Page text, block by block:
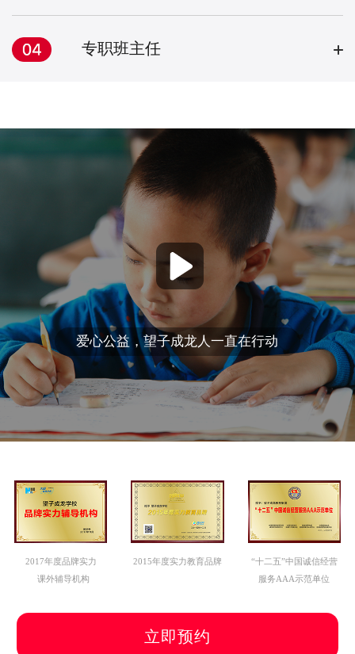
专职班主任
爱心公益，望子成龙人一直在行动
2017年度品牌实力
课外辅导机构
2015年度实力教育品牌
“十二五”中国诚信经营
服务AAA示范单位
立即预约